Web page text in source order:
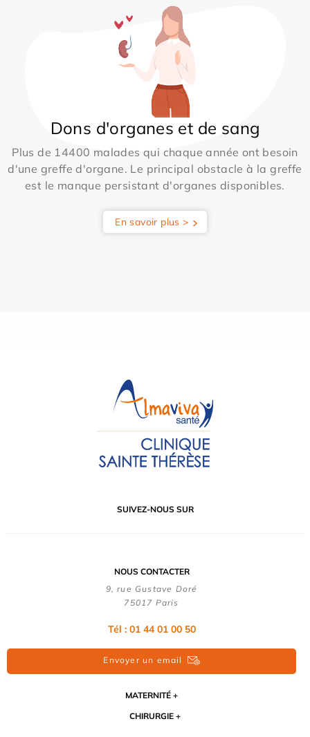
Dons d'organes et de sang
Plus de 14400 malades qui chaque année ont besoin
d'une greffe d'organe. Le principal obstacle à la greffe
est le manque persistant d'organes disponibles.
En savoir plus >
SUIVEZ-NOUS SUR
NOUS CONTACTER
9, rue Gustave Doré
75017 Paris
Tél : 01 44 01 00 50
Envoyer un email
MATERNITÉ
CHIRURGIE